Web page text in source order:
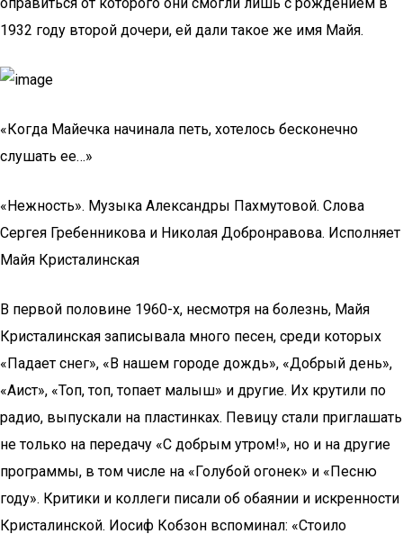
1932 году второй дочери, ей дали такое же имя Майя.
«Когда Майечка начинала петь, хотелось бесконечно
слушать ее…»
«Нежность». Музыка Александры Пахмутовой. Слова
Сергея Гребенникова и Николая Добронравова. Исполняет
Майя Кристалинская
В первой половине 1960-х, несмотря на болезнь, Майя
Кристалинская записывала много песен, среди которых
«Падает снег», «В нашем городе дождь», «Добрый день»,
«Аист», «Топ, топ, топает малыш» и другие. Их крутили по
радио, выпускали на пластинках. Певицу стали приглашать
не только на передачу «С добрым утром!», но и на другие
программы, в том числе на «Голубой огонек» и «Песню
году». Критики и коллеги писали об обаянии и искренности
Кристалинской. Иосиф Кобзон вспоминал: «Стоило